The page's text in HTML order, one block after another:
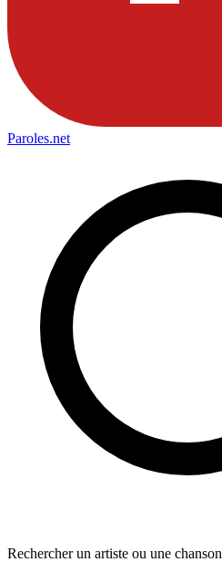
Paroles.net
Rechercher un artiste ou une chanson